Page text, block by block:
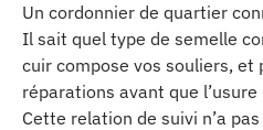
Un cordonnier de quartier
Il sait quel type de semelle
cuir compose vos souliers, et
réparations avant que
Cette relation de suivi n’a